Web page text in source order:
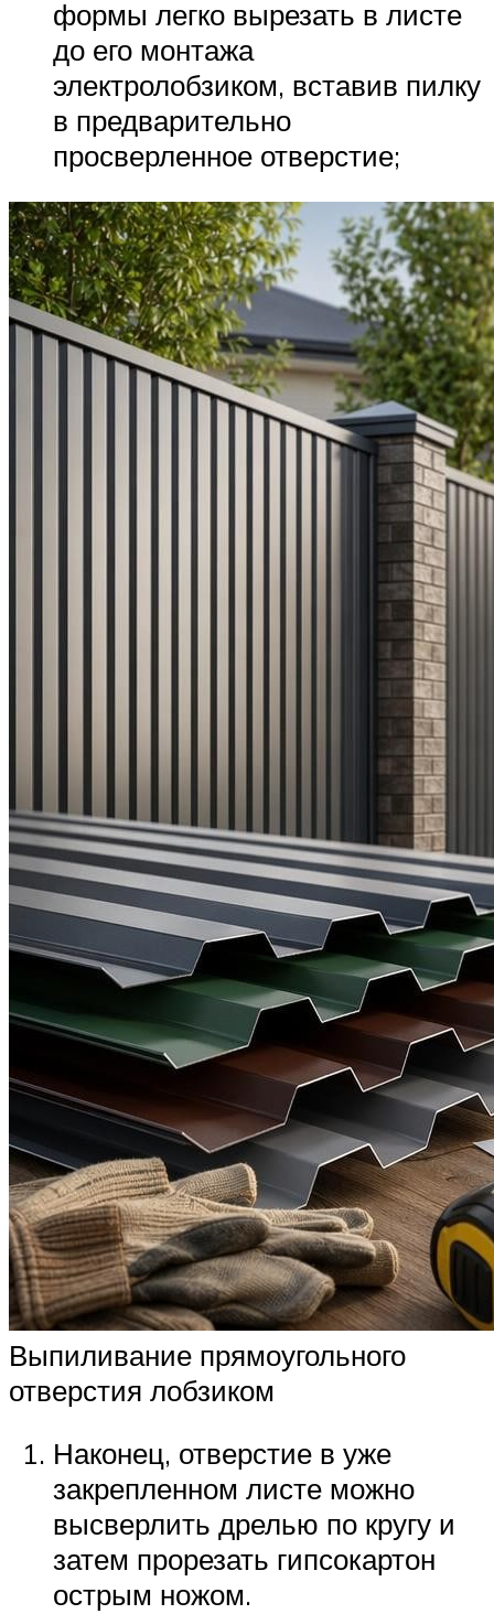
формы легко вырезать в листе
до его монтажа
электролобзиком, вставив пилку
в предварительно
просверленное отверстие;
Выпиливание прямоугольного
отверстия лобзиком
Наконец, отверстие в уже
закрепленном листе можно
высверлить дрелью по кругу и
затем прорезать гипсокартон
острым ножом.